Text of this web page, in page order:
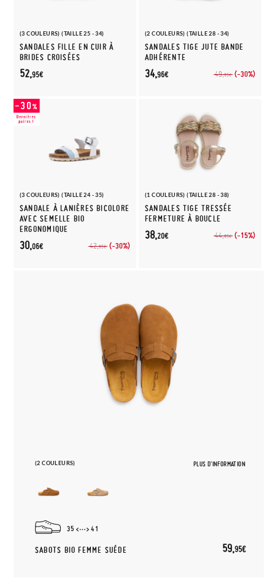
(3 COULEURS) (TAILLE 25 - 34)
SANDALES FILLE EN CUIR À
BRIDES CROISÉES
52,95€
(2 COULEURS) (TAILLE 28 - 34)
SANDALES TIGE JUTE BANDE
ADHÉRENTE
49,95€ (-30%)
34,96€
(3 COULEURS) (TAILLE 24 - 35)
SANDALE À LANIÈRES BICOLORE
AVEC SEMELLE BIO
ERGONOMIQUE
42,95€ (-30%)
30,06€
(1 COULEURS) (TAILLE 28 - 38)
SANDALES TIGE TRESSÉE
FERMETURE À BOUCLE
44,95€ (-15%)
38,20€
(2 COULEURS) PLUS D'INFORMATION
35 41
SABOTS BIO FEMME SUÉDE 59,95€